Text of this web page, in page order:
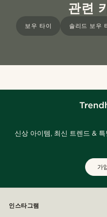
관련
보우 타이 솔리드 보우
신상 아이템, 최신 트렌드 &
가
인스타그램